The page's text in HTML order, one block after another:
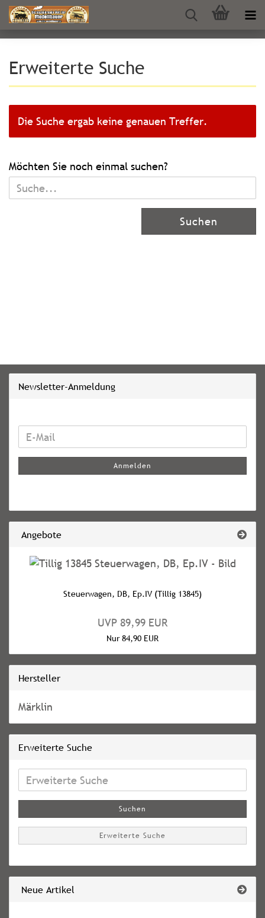
Erweiterte Suche
Die Suche ergab keine genauen Treffer.
MÖCHTEN
SIE
NOCH
Möchten Sie noch einmal suchen?
Suchen
Newsletter-Anmeldung
WEITER
ZUR
ANMELDUNG
E-
Anmelden
Angebote
Steuerwagen, DB, Ep.IV (Tillig 13845)
UVP 89,99 EUR
Nur 84,90 EUR
Hersteller
Märklin
Erweiterte Suche
Erweiterte
Suche
Suchen
Erweiterte Suche
Neue Artikel